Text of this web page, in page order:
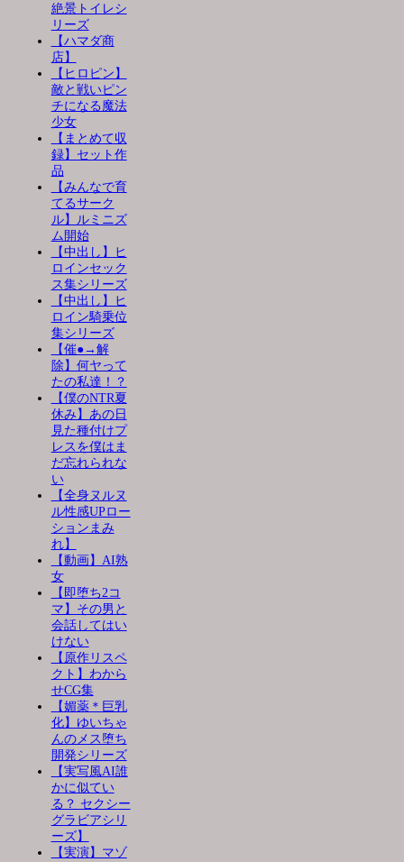
絶景トイレシ
リーズ
【ハマダ商
店】
【ヒロピン】
敵と戦いピン
チになる魔法
少女
【まとめて収
録】セット作
品
【みんなで育
てるサーク
ル】ルミニズ
ム開始
【中出し】ヒ
ロインセック
ス集シリーズ
【中出し】ヒ
ロイン騎乗位
集シリーズ
【催●→解
除】何ヤって
たの私達！？
【僕のNTR夏
休み】あの日
見た種付けプ
レスを僕はま
だ忘れられな
い
【全身ヌルヌ
ル性感UPロー
ションまみ
れ】
【動画】AI熟
女
【即堕ち2コ
マ】その男と
会話してはい
けない
【原作リスペ
クト】わから
せCG集
【媚薬＊巨乳
化】ゆいちゃ
んのメス堕ち
開発シリーズ
【実写風AI誰
かに似てい
る？ セクシー
グラビアシリ
ーズ】
【実演】マゾ